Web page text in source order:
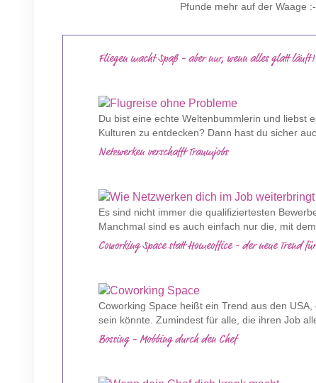
Pfunde mehr auf der Waage :-
Fliegen macht Spaß - aber nur, wenn alles glatt
Du bist eine echte Weltenbummlerin und liebst
Kulturen zu entdecken? Dann hast du sicher
Netzwerken verschafft Traumjobs
Es sind nicht immer die qualifiziertesten
Manchmal sind es auch einfach nur die, mit
Coworking Space statt Homeoffice - der neue Trend
Coworking Space heißt ein Trend aus den
sein könnte. Zumindest für alle, die ihren Job
Bossing - Mobbing durch den Chef